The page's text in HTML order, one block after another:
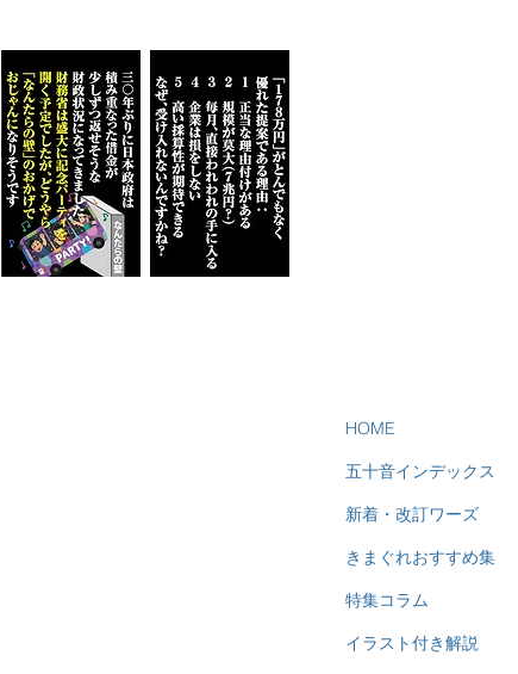
HOME
五十音インデックス
新着・改訂ワーズ
きまぐれおすすめ集
特集コラム
イラスト付き解説